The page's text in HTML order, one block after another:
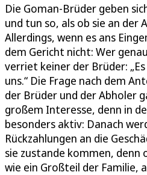
Die Goman-Brüder geben
und tun so, als ob sie an der
Allerdings, wenn es ans
dem Gericht nicht: Wer
verriet keiner der Brüder:
uns.“ Die Frage nach dem
der Brüder und der Abholer
großem Interesse, denn in
besonders aktiv: Danach
Rückzahlungen an die
sie zustande kommen, denn
wie ein Großteil der Familie,